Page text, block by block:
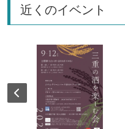
近くのイベント